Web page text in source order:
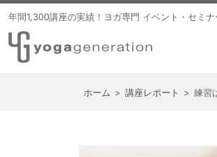
年間1,300講座の実績！ヨガ専門 イベント・セミナ
ホーム > 講座レポート > 練習